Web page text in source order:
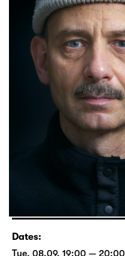
Dates:
Tue, 08.09. 19:00 — 20:00